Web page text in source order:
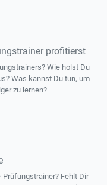
profitierst
Wie holst Du
Was kannst Du tun, um
zu lernen?
Fehlt Dir